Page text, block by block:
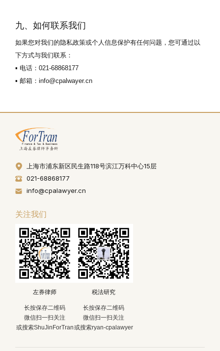
九、如何联系我们
如果您对我们的隐私政策或个人信息保护有任何问题，您可通过以
下方式与我们联系：
▪ 电话：021-68868177
▪ 邮箱：info@cpalwayer.cn
上海市浦东新区民生路118号滨江万科中心15层
021-68868177
info@cpalawyer.cn
关注我们
左券律师
长按保存二维码
微信扫一扫关注
或搜索ShuJinForTran
税法研究
长按保存二维码
微信扫一扫关注
或搜索ryan-cpalawyer